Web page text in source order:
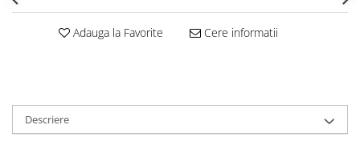
Adauga la Favorite Cere informatii
Descriere